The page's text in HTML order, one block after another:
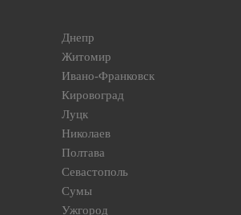
Днепр
Житомир
Ивано-Франковск
Кировоград
Луцк
Николаев
Полтава
Севастополь
Сумы
Ужгород